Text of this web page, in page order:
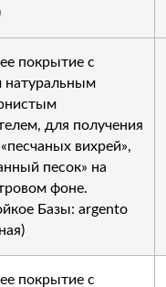
покрытие с
натуральным
для получения
вихрей»,
песок» на
фоне.
Базы: argento
покрытие с